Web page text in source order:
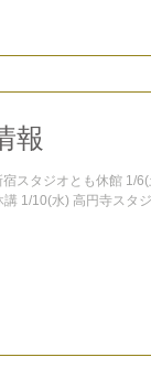
報
スタジオとも休館 1/
1/10(水) 高円寺スタ